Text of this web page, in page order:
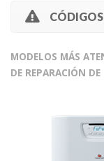
MODELOS MÁS
DE REPARACIÓN